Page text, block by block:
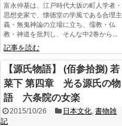
富永仲基は、江戸時代大坂の町人学者・
思想史家で、懐徳堂の学風である合理主
義・無鬼神論の立場に立ち、儒教・仏
教・神道を批判し、そんな中2巻から...
記事を読む
【源氏物語】 (佰参拾捌) 若
菜下 第四章 光る源氏の物
語 六条院の女楽
2015/10/26 日本文化 ,書物雑
記